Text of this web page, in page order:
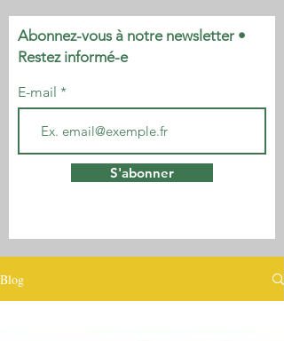
Abonnez-vous à notre newsletter •
Restez informé-e
E-mail
S'abonner
Blog